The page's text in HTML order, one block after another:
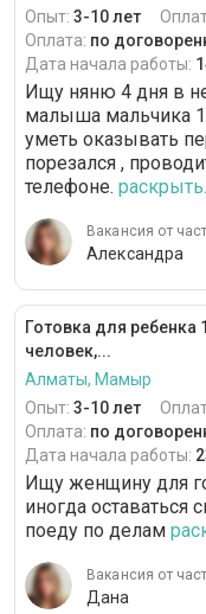
Опыт: 3-10 лет
Оплата: по
Дата начала работы:
Ищу няню 4 дня в
малыша мальчика
уметь оказывать
порезался ,
телефоне.
Вакансия от
Александра
Готовка для ребенка
человек,...
Алматы, Мамыр
Опыт: 3-10 лет
Оплата: по
Дата начала работы:
Ищу женщину для
иногда оставаться
поеду по делам
Вакансия от
Дана